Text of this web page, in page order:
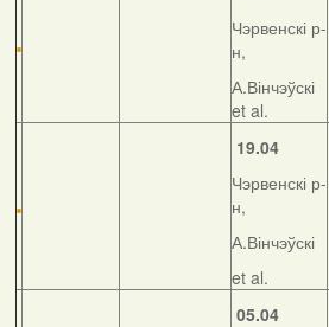
Чэрвенскі р-
н,
А.Вінчэўскі
et al.
19.04
Чэрвенскі р-
н,
А.Вінчэўскі
et al.
05.04